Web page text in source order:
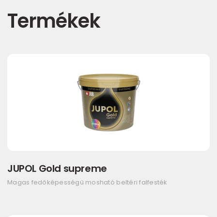
Termékek
JUPOL Gold supreme
Magas fedőképességű mosható beltéri falfesték